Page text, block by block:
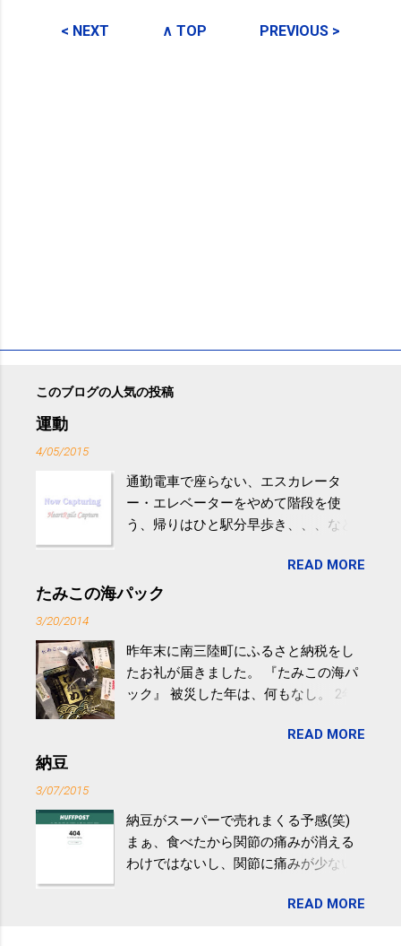
メ
< NEXT ∧ TOP PREVIOUS >
このブログの人気の投稿
運動
4/05/2015
通勤電車で座らない、エスカレータ
ー・エレベーターをやめて階段を使
う、帰りはひと駅分早歩き、、、など
やすい。 スポーツウェア・シューズで
するものだけが運動ではない。 食べ
けると改善する、との結果を筑波大の
研究チームが発表した。改善が期待で
きるのは、過度の飲酒が原因ではない
減らなくても効果があるという。 正田
波大「減量しなくても効果」 - ニュー
ス - アピタル（医療・健康）
READ MORE
たみこの海パック
3/20/2014
昨年末に南三陸町にふるさと納税をし
たお礼が届きました。 『たみこの海パ
ック』 被災した年は、何もなし。 2年
が『たみこの海パック』。 ボランティ
全く考えていなかったので、貰えると
少しづつ復興してる感が伝わってきて
嬉しいです。 あと、ふるさと納税が節
ですが、節税になるほど稼げていない
READ MORE
納豆
3/07/2015
納豆がスーパーで売れまくる予感(笑)
まぁ、食べたから関節の痛みが消える
わけではないし、関節に痛みが少ない
ど。。 「関節の老化」は、「コンドロ
READ MORE